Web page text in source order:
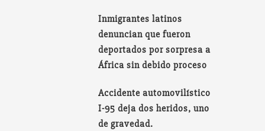
Inmigrantes latinos
denuncian que fueron
deportados por sorpresa a
África sin debido proceso
Accidente automovilístico
I-95 deja dos heridos, uno
de gravedad.